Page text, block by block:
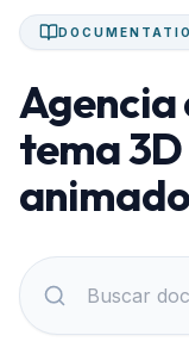
Agencia
tema